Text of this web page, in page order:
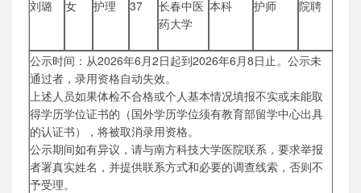
刘璐 女 护理 37
长春中医
药大学
本科 护师 院聘
公示时间：从2026年6月2日起到2026年6月8日止。公示未
通过者，录用资格自动失效。
上述人员如果体检不合格或个人基本情况填报不实或未能取
得学历学位证书的（国外学历学位须有教育部留学中心出具
的认证书），将被取消录用资格。
公示期间如有异议，请与南方科技大学医院联系，要求举报
者署真实姓名，并提供联系方式和必要的调查线索，否则不
予受理。